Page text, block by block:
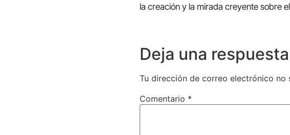
la creación y la mirada creyente sobre
Deja una respuesta
Tu dirección de correo electrónico no
Comentario *